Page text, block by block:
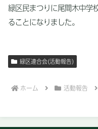
緑区民まつりに尾間木中学
ることになりました。
緑区連合会(活動報告)
ホーム 活動報告